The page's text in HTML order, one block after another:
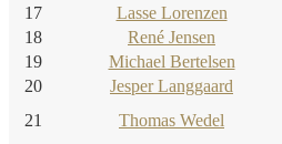
17
Lasse Lorenzen
18
René Jensen
19
Michael Bertelsen
20
Jesper Langgaard
21
Thomas Wedel